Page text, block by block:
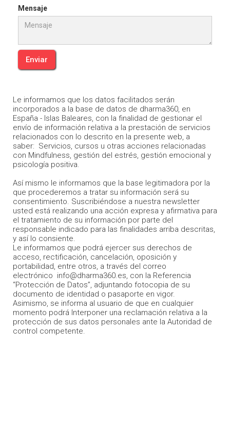
Mensaje
Le informamos que los datos facilitados serán
incorporados a la base de datos de dharma360, en
España - Islas Baleares, con la finalidad de gestionar el
envío de información relativa a la prestación de servicios
relacionados con lo descrito en la presente web, a
saber: Servicios, cursos u otras acciones relacionadas
con Mindfulness, gestión del estrés, gestión emocional y
psicología positiva.
Así mismo le informamos que la base legitimadora por la
que procederemos a tratar su información será su
consentimiento. Suscribiéndose a nuestra newsletter
usted está realizando una acción expresa y afirmativa para
el tratamiento de su información por parte del
responsable indicado para las finalidades arriba descritas,
y así lo consiente.
Le informamos que podrá ejercer sus derechos de
acceso, rectificación, cancelación, oposición y
portabilidad, entre otros, a través del correo
electrónico info@dharma360.es, con la Referencia
“Protección de Datos”, adjuntando fotocopia de su
documento de identidad o pasaporte en vigor.
Asimismo, se informa al usuario de que en cualquier
momento podrá Interponer una reclamación relativa a la
protección de sus datos personales ante la Autoridad de
control competente.